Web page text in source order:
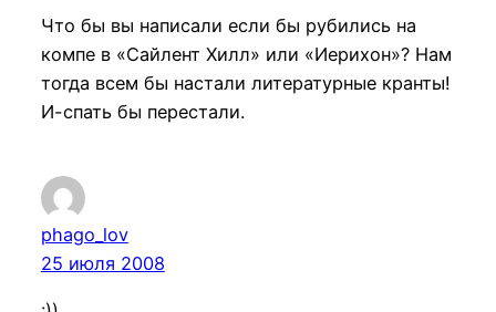
Что бы вы написали если бы рубились на
компе в «Сайлент Хилл» или «Иерихон»? Нам
тогда всем бы настали литературные кранты!
И-спать бы перестали.
phago_lov
25 июля 2008